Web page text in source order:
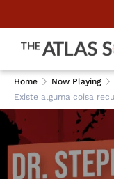
Home
Now Playing
Existe alguma coisa